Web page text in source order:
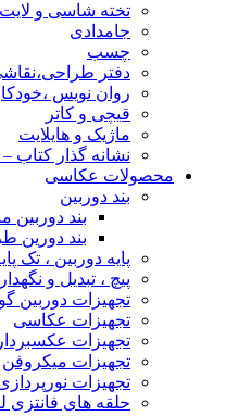
تخته شاسی و لایت
جامدادی
چسب
دفتر
روان نویس
قیچی و کاتر
ماژیک و هایلایت
نشانه گذار
محصولات عکاسی
بند دوربین
بند دوربین
بند دورین
پایه دوربین ، تک
پیچ ، تبدیل و
تجهیزات دوربین
تجهیزات عکاسی
تجهیزات
تجهیزات میکروفن
تجهیزات
حلقه های فانتزی